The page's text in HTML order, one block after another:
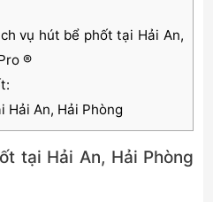
vụ hút bể phốt tại Hải An,
®
Hải An, Hải Phòng
tại Hải An, Hải Phòng